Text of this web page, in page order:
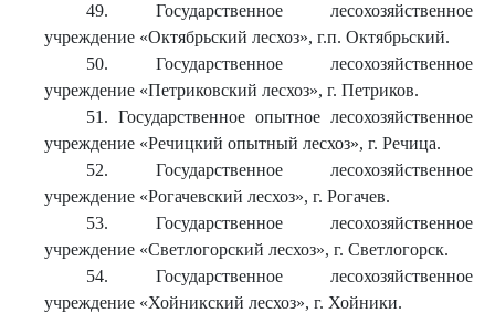
49. Государственное лесохозяйственное
учреждение «Октябрьский лесхоз», г.п. Октябрьский.
50. Государственное лесохозяйственное
учреждение «Петриковский лесхоз», г. Петриков.
51. Государственное опытное лесохозяйственное
учреждение «Речицкий опытный лесхоз», г. Речица.
52. Государственное лесохозяйственное
учреждение «Рогачевский лесхоз», г. Рогачев.
53. Государственное лесохозяйственное
учреждение «Светлогорский лесхоз», г. Светлогорск.
54. Государственное лесохозяйственное
учреждение «Хойникский лесхоз», г. Хойники.